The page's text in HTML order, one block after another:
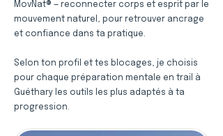
MovNat® — reconnecter corps et esprit par le
mouvement naturel, pour retrouver ancrage
et confiance dans ta pratique.
Selon ton profil et tes blocages, je choisis
pour chaque préparation mentale en trail à
Guéthary les outils les plus adaptés à ta
progression.